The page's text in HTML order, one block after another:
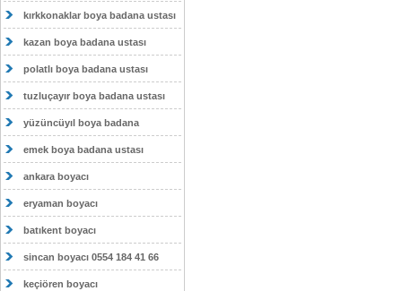
kırkkonaklar boya badana ustası
kazan boya badana ustası
polatlı boya badana ustası
tuzluçayır boya badana ustası
yüzüncüyıl boya badana
emek boya badana ustası
ankara boyacı
eryaman boyacı
batıkent boyacı
sincan boyacı 0554 184 41 66
keçiören boyacı